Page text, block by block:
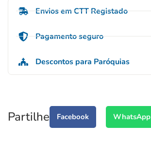
Envios em CTT Registado
Pagamento seguro
Descontos para Paróquias
Partilhe Facebook WhatsApp